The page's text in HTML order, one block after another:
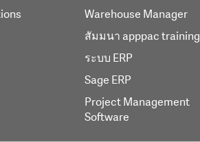
Warehouse Manager
สัมมนา apppac training
ระบบ ERP
Sage ERP
Project Management
Software